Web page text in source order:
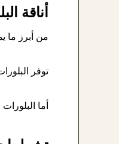
أناقة
من أبرز ما
توفر
أما